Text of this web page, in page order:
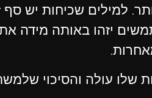
למילים שכיחות יש סף
יזהו באותה מידה
שלו עולה והסיכוי